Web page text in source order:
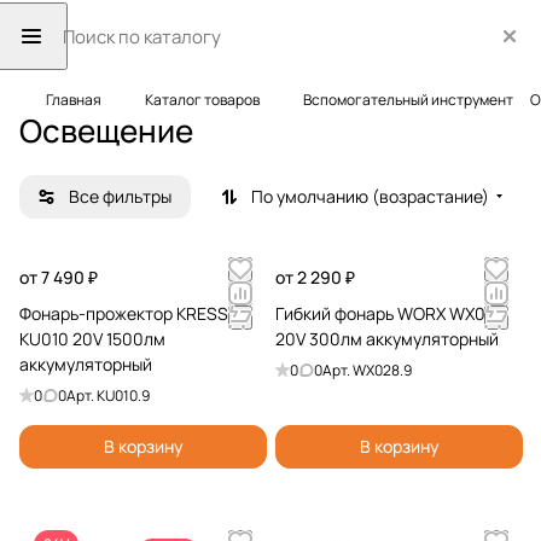
Главная Каталог товаров Вспомогательный инструмент
Освещение
Все фильтры По умолчанию (возрастание)
от 7 490 ₽
Фонарь-прожектор KRESS
KU010 20V 1500лм
аккумуляторный
0 0Арт.KU010.9
В корзину
от 2 290 ₽
Гибкий фонарь WORX WX028
20V 300лм аккумуляторный
0 0Арт.WX028.9
В корзину